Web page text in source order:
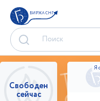
БИРЖА СНГ
Свободен
сейчас